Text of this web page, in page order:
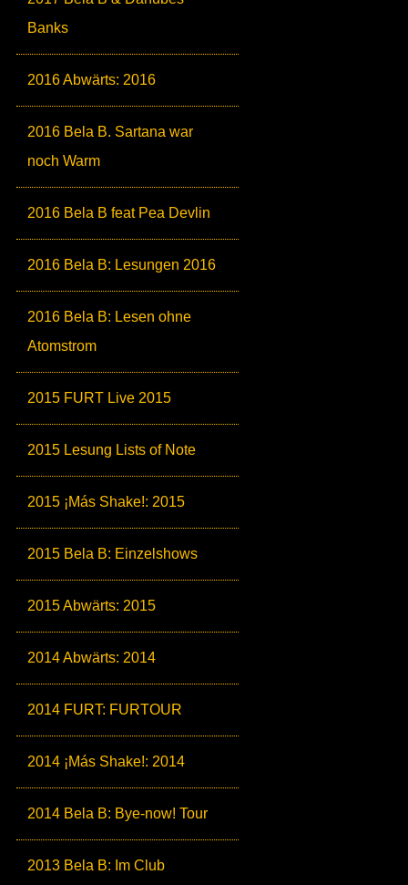
Banks
2016 Abwärts: 2016
2016 Bela B. Sartana war
noch Warm
2016 Bela B feat Pea Devlin
2016 Bela B: Lesungen 2016
2016 Bela B: Lesen ohne
Atomstrom
2015 FURT Live 2015
2015 Lesung Lists of Note
2015 ¡Más Shake!: 2015
2015 Bela B: Einzelshows
2015 Abwärts: 2015
2014 Abwärts: 2014
2014 FURT: FURTOUR
2014 ¡Más Shake!: 2014
2014 Bela B: Bye-now! Tour
2013 Bela B: Im Club